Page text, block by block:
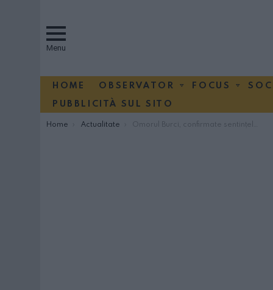
Menu
HOME OBSERVATOR FOCUS
PUBBLICITÀ SUL SITO
You are here:
Home Actualitate Omorul Burci, confirmate sentinţele pe viaţă